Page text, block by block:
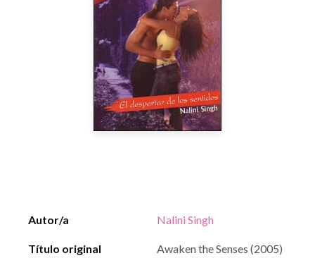
Autor/a Nalini Singh
Título original Awaken the Senses (2005)